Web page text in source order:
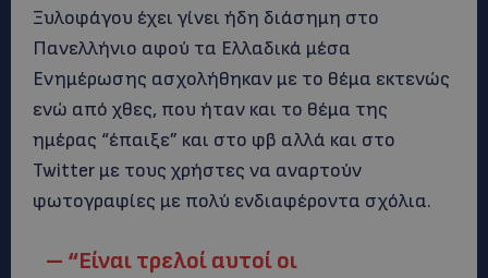
Ξυλοφάγου έχει γίνει ήδη διάσημη στο
Πανελλήνιο αφού τα Ελλαδικά μέσα
Ενημέρωσης ασχολήθηκαν με το θέμα εκτενώς
ενώ από χθες, που ήταν και το θέμα της
ημέρας “έπαιξε” και στο φβ αλλά και στο
Twitter με τους χρήστες να αναρτούν
φωτογραφίες με πολύ ενδιαφέροντα σχόλια.
– “Είναι τρελοί αυτοί οι